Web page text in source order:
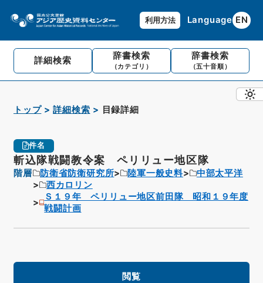
利用方法 Language EN
詳細検索 辞書検索
（カテゴリ）
辞書検索
（五十音順）
トップ 詳細検索 目録詳細
件名
斬込隊戦闘教令案 ペリリュー地区隊
階層 防衛省防衛研究所 陸軍一般史料
中部太平洋
西カロリン
Ｓ１９年 ペリリュー地区前田隊 昭和１９年度
戦闘計画
閲覧